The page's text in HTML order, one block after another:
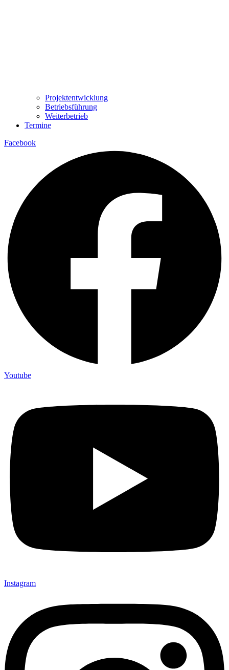
Projektentwicklung
Betriebsführung
Weiterbetrieb
Termine
Facebook
Youtube
Instagram